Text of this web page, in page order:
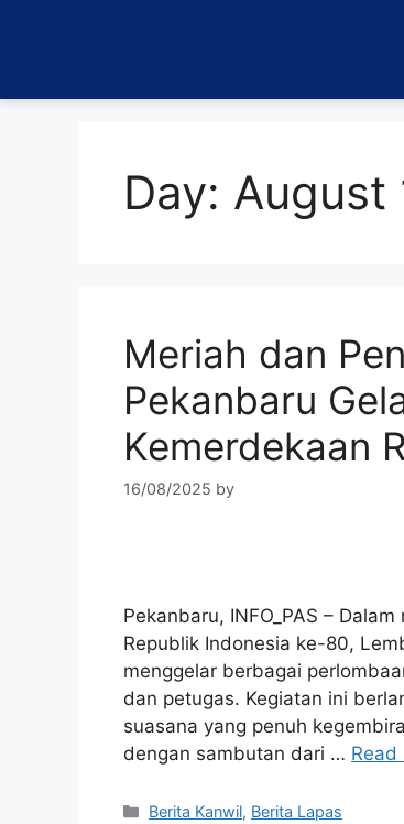
Day: August
Meriah dan
Pekanbaru
Kemerdekaan
16/08/2025 by
Pekanbaru, INFO_PAS –
Republik Indonesia ke-80,
menggelar berbagai
dan petugas. Kegiatan ini
suasana yang penuh
dengan sambutan dari … Read
Berita Kanwil, Berita Lapas